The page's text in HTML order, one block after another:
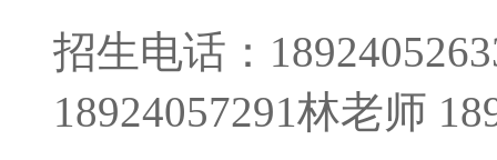
招生电话：
18924057291林老师